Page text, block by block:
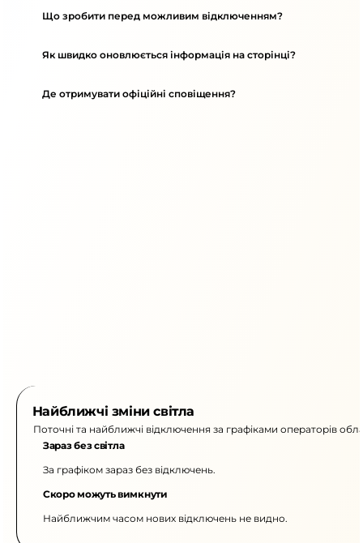
Що зробити перед можливим відключенням?
Як швидко оновлюється інформація на сторінці?
Де отримувати офіційні сповіщення?
Найближчі зміни світла
Поточні та найближчі відключення за графіками операторів
Зараз без світла
За графіком зараз без відключень.
Скоро можуть вимкнути
Найближчим часом нових відключень не видно.